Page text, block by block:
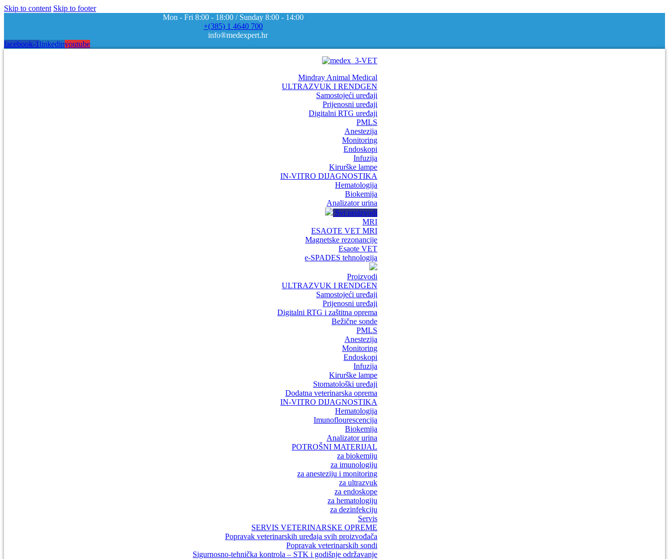
Skip to content Skip to footer
Mon - Fri 8:00 - 18:00 / Sunday 8:00 - 14:00
+(385) 1 4640 700
info®medexpert.hr
facebook-1linkedinyoutube
Mindray Animal Medical
ULTRAZVUK I RENDGEN
Samostojeći uređaji
Prijenosni uređaji
Digitalni RTG uređaji
PMLS
Anestezija
Monitoring
Endoskopi
Infuzija
Kirurške lampe
IN-VITRO DIJAGNOSTIKA
Hematologija
Biokemija
Analizator urina
Svi proizvodi
MRI
ESAOTE VET MRI
Magnetske rezonancije
Esaote VET
e-SPADES tehnologija
Proizvodi
ULTRAZVUK I RENDGEN
Samostojeći uređaji
Prijenosni uređaji
Digitalni RTG i zaštitna oprema
Bežične sonde
PMLS
Anestezija
Monitoring
Endoskopi
Infuzija
Kirurške lampe
Stomatološki uređaji
Dodatna veterinarska oprema
IN-VITRO DIJAGNOSTIKA
Hematologija
Imunoflourescencija
Biokemija
Analizator urina
POTROŠNI MATERIJAL
za biokemiju
za imunologiju
za anesteziju i monitoring
za ultrazvuk
za endoskope
za hematologiju
za dezinfekciju
Servis
SERVIS VETERINARSKE OPREME
Popravak veterinarskih uređaja svih proizvođača
Popravak veterinarskih sondi
Sigurnosno-tehnička kontrola – STK i godišnje održavanje